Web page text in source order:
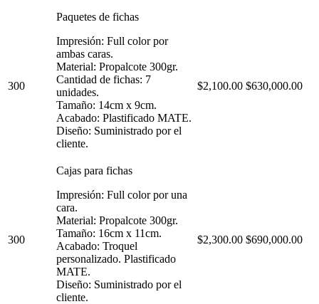
300
Paquetes de fichas
Impresión: Full color por
ambas caras.
Material: Propalcote 300gr.
Cantidad de fichas: 7
unidades.
Tamaño: 14cm x 9cm.
Acabado: Plastificado MATE.
Diseño: Suministrado por el
cliente.
$2,100.00 $630,000.00
300
Cajas para fichas
Impresión: Full color por una
cara.
Material: Propalcote 300gr.
Tamaño: 16cm x 11cm.
Acabado: Troquel
personalizado. Plastificado
MATE.
Diseño: Suministrado por el
cliente.
$2,300.00 $690,000.00